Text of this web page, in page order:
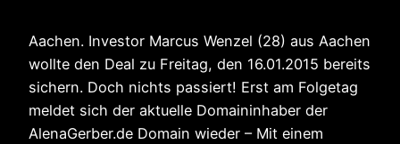
Aachen. Investor Marcus Wenzel (28) aus Aachen
wollte den Deal zu Freitag, den 16.01.2015 bereits
sichern. Doch nichts passiert! Erst am Folgetag
meldet sich der aktuelle Domaininhaber der
AlenaGerber.de Domain wieder – Mit einem